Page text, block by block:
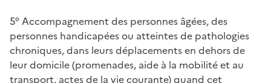
5° Accompagnement des personnes âgées, des
personnes handicapées ou atteintes de pathologies
chroniques, dans leurs déplacements en dehors de
leur domicile (promenades, aide à la mobilité et au
transport, actes de la vie courante) quand cet